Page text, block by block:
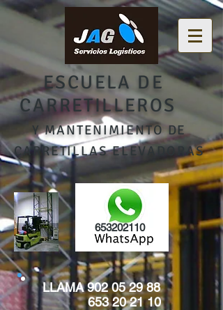
ESCUELA DE
CARRETILLEROS
Y MANTENIMIENTO DE
CARRETILLAS ELEVADORAS
653202110
LLAMA902 05 29 88
653 20 21 10